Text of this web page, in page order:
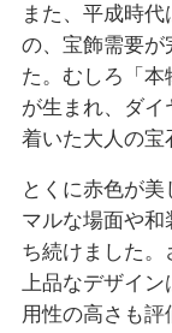
また、平成時
の、宝飾需要が
た。むしろ「
が生まれ、ダイ
着いた大人の宝
とくに赤色が
マルな場面や
ち続けました。
上品なデザイン
用性の高さも